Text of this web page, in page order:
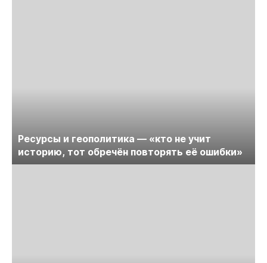
Ресурсы и геополитика — «кто не учит
историю, тот обречён повторять её ошибки»